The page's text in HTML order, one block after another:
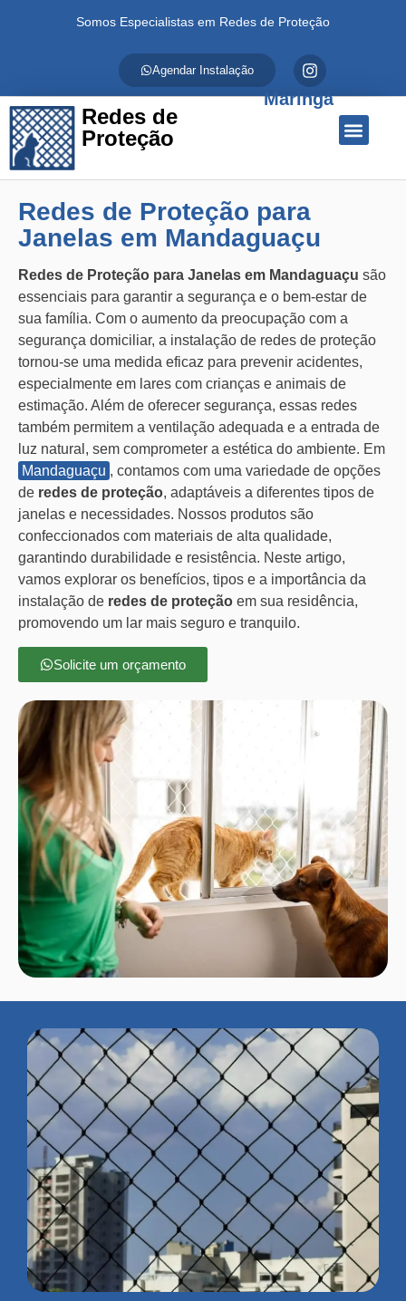
Somos Especialistas em Redes de Proteção
Agendar Instalação
Redes de
Proteção
Maringá
Redes de Proteção para
Janelas em Mandaguaçu
Redes de Proteção para Janelas em Mandaguaçu são
essenciais para garantir a segurança e o bem-estar de
sua família. Com o aumento da preocupação com a
segurança domiciliar, a instalação de redes de proteção
tornou-se uma medida eficaz para prevenir acidentes,
especialmente em lares com crianças e animais de
estimação. Além de oferecer segurança, essas redes
também permitem a ventilação adequada e a entrada de
luz natural, sem comprometer a estética do ambiente. Em
Mandaguaçu , contamos com uma variedade de opções
de redes de proteção, adaptáveis a diferentes tipos de
janelas e necessidades. Nossos produtos são
confeccionados com materiais de alta qualidade,
garantindo durabilidade e resistência. Neste artigo,
vamos explorar os benefícios, tipos e a importância da
instalação de redes de proteção em sua residência,
promovendo um lar mais seguro e tranquilo.
Solicite um orçamento